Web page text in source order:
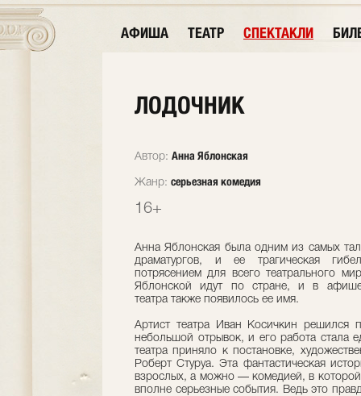
АФИША ТЕАТР СПЕКТАКЛИ
ЛОДОЧНИК
Автор: Анна Яблонская
Жанр: серьезная комедия
16+
Анна Яблонская была одним из самых
драматургов, и ее трагическая
потрясением для всего театрального
Яблонской идут по стране, и в
театра также появилось ее имя.
Артист театра Иван Косичкин решился
небольшой отрывок, и его работа стала
театра приняло к постановке,
Роберт Стуруа. Эта фантастическая
взрослых, а можно — комедией, в
вполне серьезные события. Ведь это